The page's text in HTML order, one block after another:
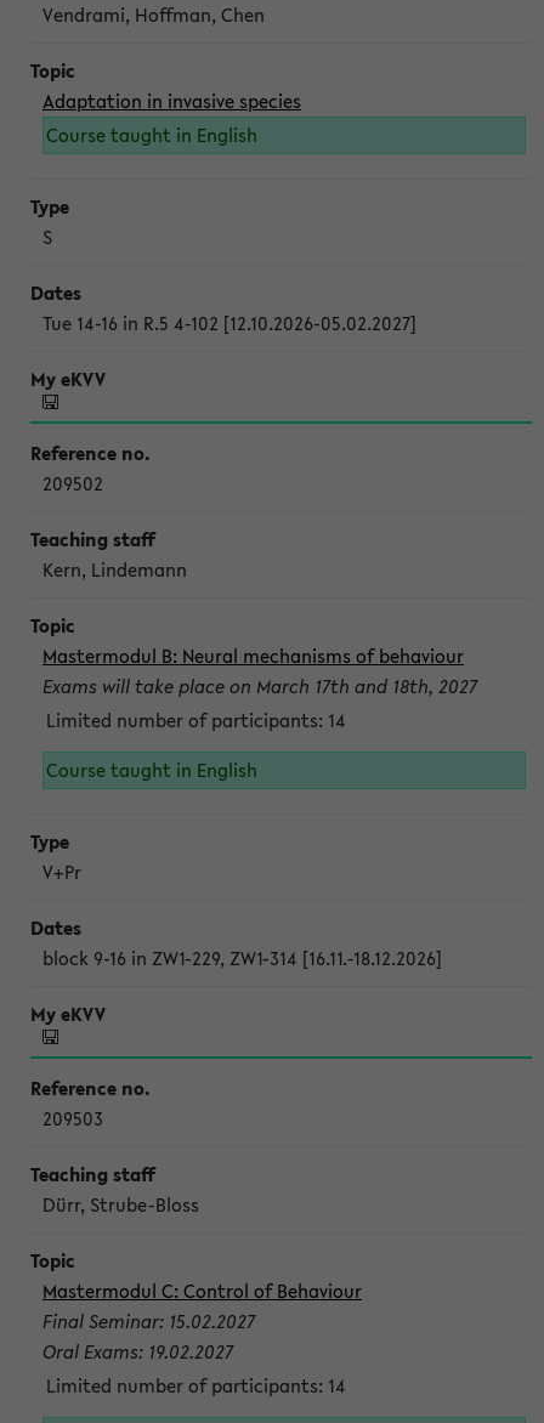
Vendrami, Hoffman, Chen
Adaptation in invasive species
Course taught in English
S
Tue 14-16 in R.5 4-102 [12.10.2026-05.02.2027]
209502
Kern, Lindemann
Mastermodul B: Neural mechanisms of behaviour
Exams will take place on March 17th and 18th, 2027
Limited number of participants: 14
Course taught in English
V+Pr
block 9-16 in ZW1-229, ZW1-314 [16.11.-18.12.2026]
209503
Dürr, Strube-Bloss
Mastermodul C: Control of Behaviour
Final Seminar: 15.02.2027
Oral Exams: 19.02.2027
Limited number of participants: 14